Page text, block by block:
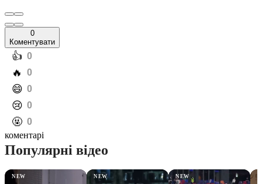
0
Коментувати
️👍 0
️🔥 0
️😄 0
️😢 0
️🤬 0
коментарі